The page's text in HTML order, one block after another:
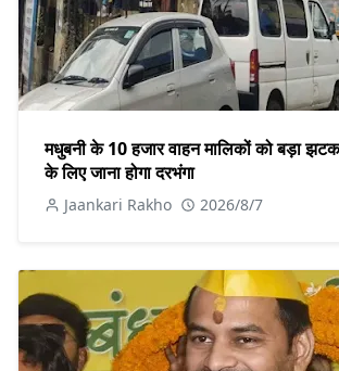
मधुबनी के 10 हजार वाहन मालिकों को बड़ा
के लिए जाना होगा दरभंगा
Jaankari Rakho 2026/8/7